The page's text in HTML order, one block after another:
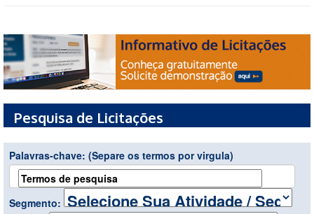
Pesquisa de Licitações
Palavras-chave: (Separe os termos por virgula)
Segmento: